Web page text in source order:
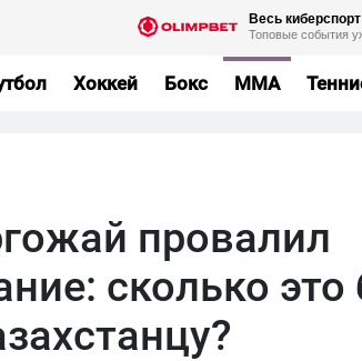
Хоккей Бокс MMA
провалил
сколько это